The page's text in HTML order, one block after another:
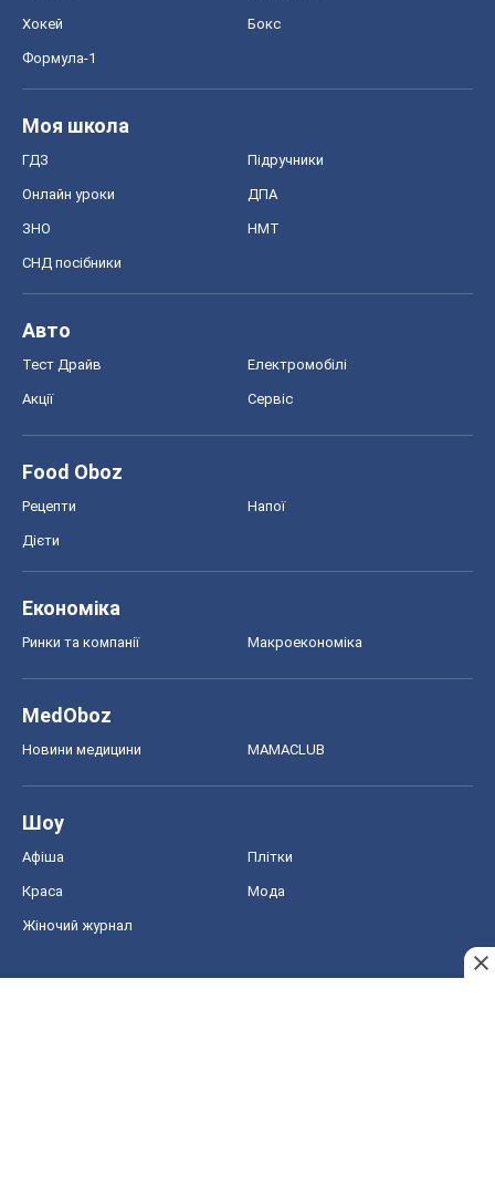
Хокей Бокс
Формула-1
Моя школа
ГДЗ Підручники
Онлайн уроки ДПА
ЗНО НМТ
СНД посібники
Авто
Тест Драйв Електромобілі
Акції Сервіс
Food Oboz
Рецепти Напої
Дієти
Економіка
Ринки та компанії Макроекономіка
MedOboz
Новини медицини MAMACLUB
Шоу
Афіша Плітки
Краса Мода
Жіночий журнал